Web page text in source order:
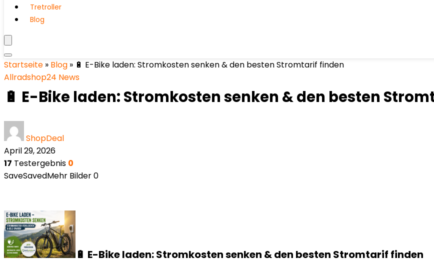
Tretroller
Blog
Startseite » Blog » 🔋 E-Bike laden: Stromkosten senken & den besten Stromtarif finden
Allradshop24 News
🔋 E-Bike laden: Stromkosten senken & den besten
ShopDeal
April 29, 2026
17 Testergebnis 0
SaveSavedMehr Bilder0
🔋 E-Bike laden: Stromkosten senken & den besten Stromtarif finden